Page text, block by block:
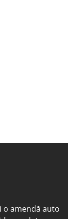
o amendă auto